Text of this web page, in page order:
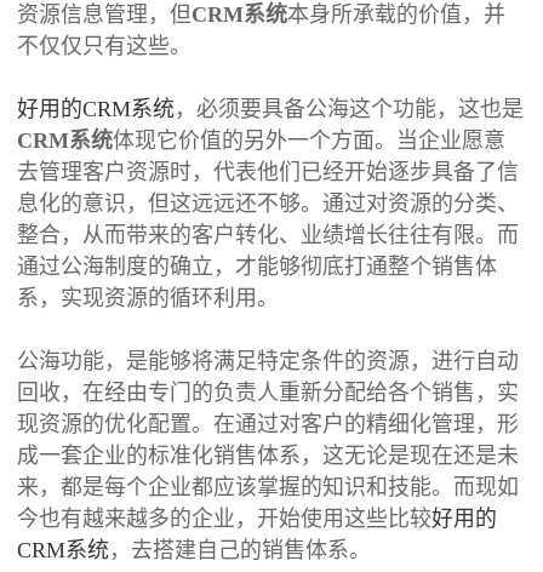
资源信息管理，但CRM系统本身所承载的价值，并
不仅仅只有这些。
好用的CRM系统 ，必须要具备公海这个功能，这也是
CRM系统体现它价值的另外一个方面。当企业愿意
去管理客户资源时，代表他们已经开始逐步具备了信
息化的意识，但这远远还不够。通过对资源的分类、
整合，从而带来的客户转化、业绩增长往往有限。而
通过公海制度的确立，才能够彻底打通整个销售体
系，实现资源的循环利用。
公海功能，是能够将满足特定条件的资源，进行自动
回收，在经由专门的负责人重新分配给各个销售，实
现资源的优化配置。在通过对客户的精细化管理，形
成一套企业的标准化销售体系，这无论是现在还是未
来，都是每个企业都应该掌握的知识和技能。而现如
今也有越来越多的企业，开始使用这些比较好用的
CRM系统 ，去搭建自己的销售体系。